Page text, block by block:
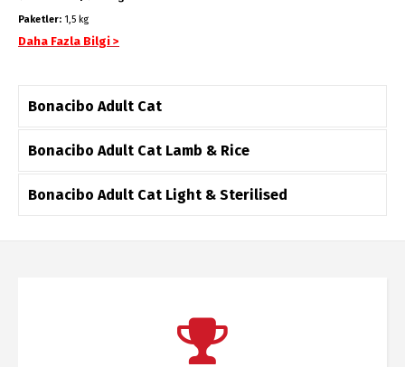
Paketler: 1,5 kg
Daha Fazla Bilgi >
Bonacibo Adult Cat
Bonacibo Adult Cat Lamb & Rice
Bonacibo Adult Cat Light & Sterilised